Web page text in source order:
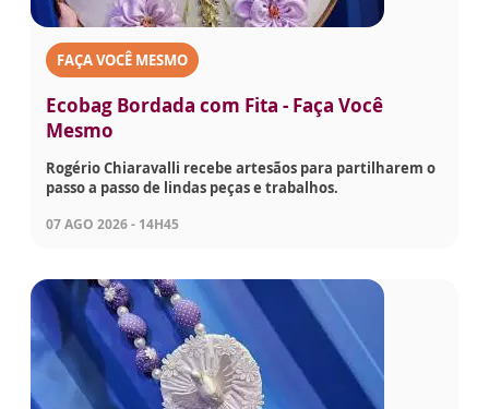
FAÇA VOCÊ MESMO
Ecobag Bordada com Fita - Faça Você
Mesmo
Rogério Chiaravalli recebe artesãos para partilharem o
passo a passo de lindas peças e trabalhos.
07 AGO 2026 - 14H45